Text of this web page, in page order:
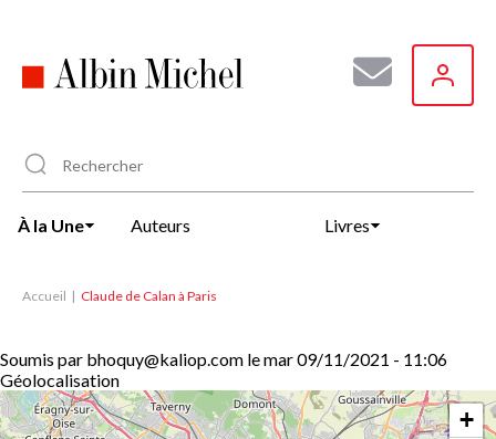
principal
À la Une Auteurs Livres
Accueil Claude de Calan à Paris
Soumis par bhoquy@kaliop.com lemar 09/11/2021 - 11:06
Géolocalisation
+